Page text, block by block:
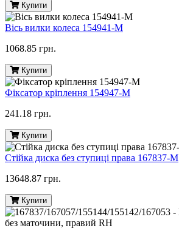
Купити
Вісь вилки колеса 154941-M
1068.85 грн.
Купити
Фіксатор кріплення 154947-M
241.18 грн.
Купити
Стійка диска без ступиці права 167837-M
13648.87 грн.
Купити